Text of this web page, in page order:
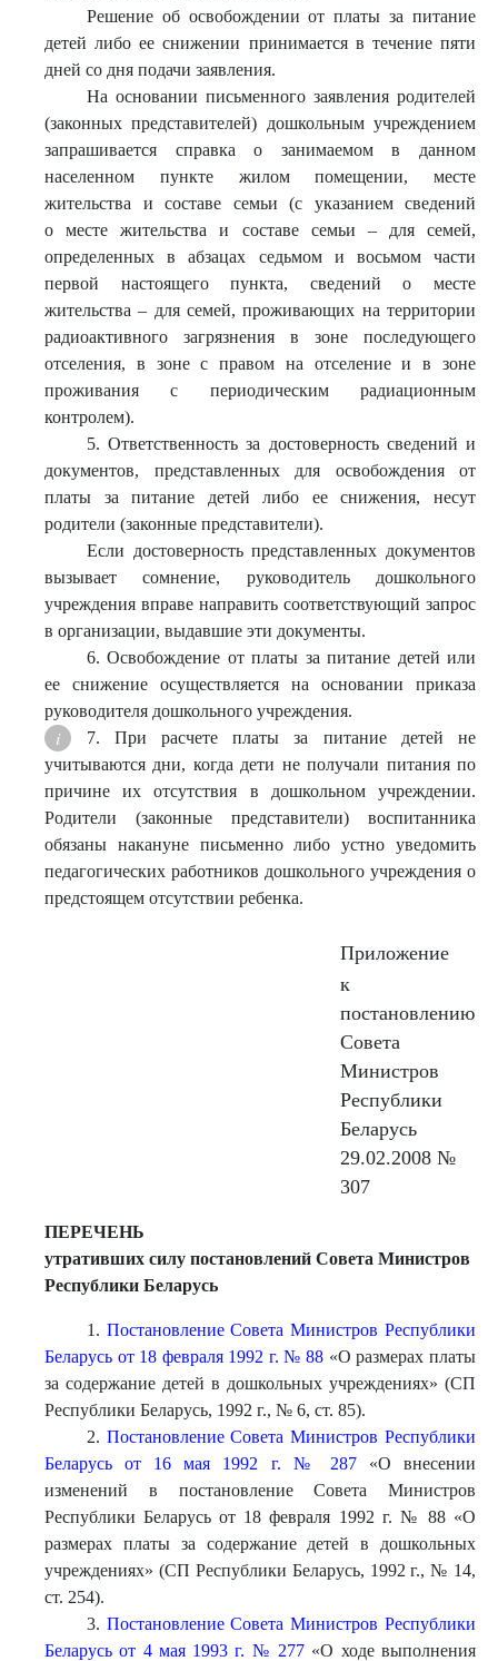
Решение об освобождении от платы за питание
детей либо ее снижении принимается в течение пяти
дней со дня подачи заявления.
На основании письменного заявления родителей
(законных представителей) дошкольным учреждением
запрашивается справка о занимаемом в данном
населенном пункте жилом помещении, месте
жительства и составе семьи (с указанием сведений
о месте жительства и составе семьи – для семей,
определенных в абзацах седьмом и восьмом части
первой настоящего пункта, сведений о месте
жительства – для семей, проживающих на территории
радиоактивного загрязнения в зоне последующего
отселения, в зоне с правом на отселение и в зоне
проживания с периодическим радиационным
контролем).
5. Ответственность за достоверность сведений и
документов, представленных для освобождения от
платы за питание детей либо ее снижения, несут
родители (законные представители).
Если достоверность представленных документов
вызывает сомнение, руководитель дошкольного
учреждения вправе направить соответствующий запрос
в организации, выдавшие эти документы.
6. Освобождение от платы за питание детей или
ее снижение осуществляется на основании приказа
руководителя дошкольного учреждения.
7. При расчете платы за питание детей не
учитываются дни, когда дети не получали питания по
причине их отсутствия в дошкольном учреждении.
Родители (законные представители) воспитанника
обязаны накануне письменно либо устно уведомить
педагогических работников дошкольного учреждения о
предстоящем отсутствии ребенка.
Приложение
к
постановлению
Совета
Министров
Республики
Беларусь
29.02.2008 №
307
ПЕРЕЧЕНЬ
утративших силу постановлений Совета Министров
Республики Беларусь
1. Постановление Совета Министров Республики
Беларусь от 18 февраля 1992 г. № 88 «О размерах платы
за содержание детей в дошкольных учреждениях» (СП
Республики Беларусь, 1992 г., № 6, ст. 85).
2. Постановление Совета Министров Республики
Беларусь от 16 мая 1992 г. № 287«О внесении
изменений в постановление Совета Министров
Республики Беларусь от 18 февраля 1992 г. № 88 «О
размерах платы за содержание детей в дошкольных
учреждениях» (СП Республики Беларусь, 1992 г., № 14,
ст. 254).
3. Постановление Совета Министров Республики
Беларусь от 4 мая 1993 г. № 277 «О ходе выполнения